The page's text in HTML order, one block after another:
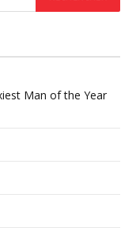
Man of the Year